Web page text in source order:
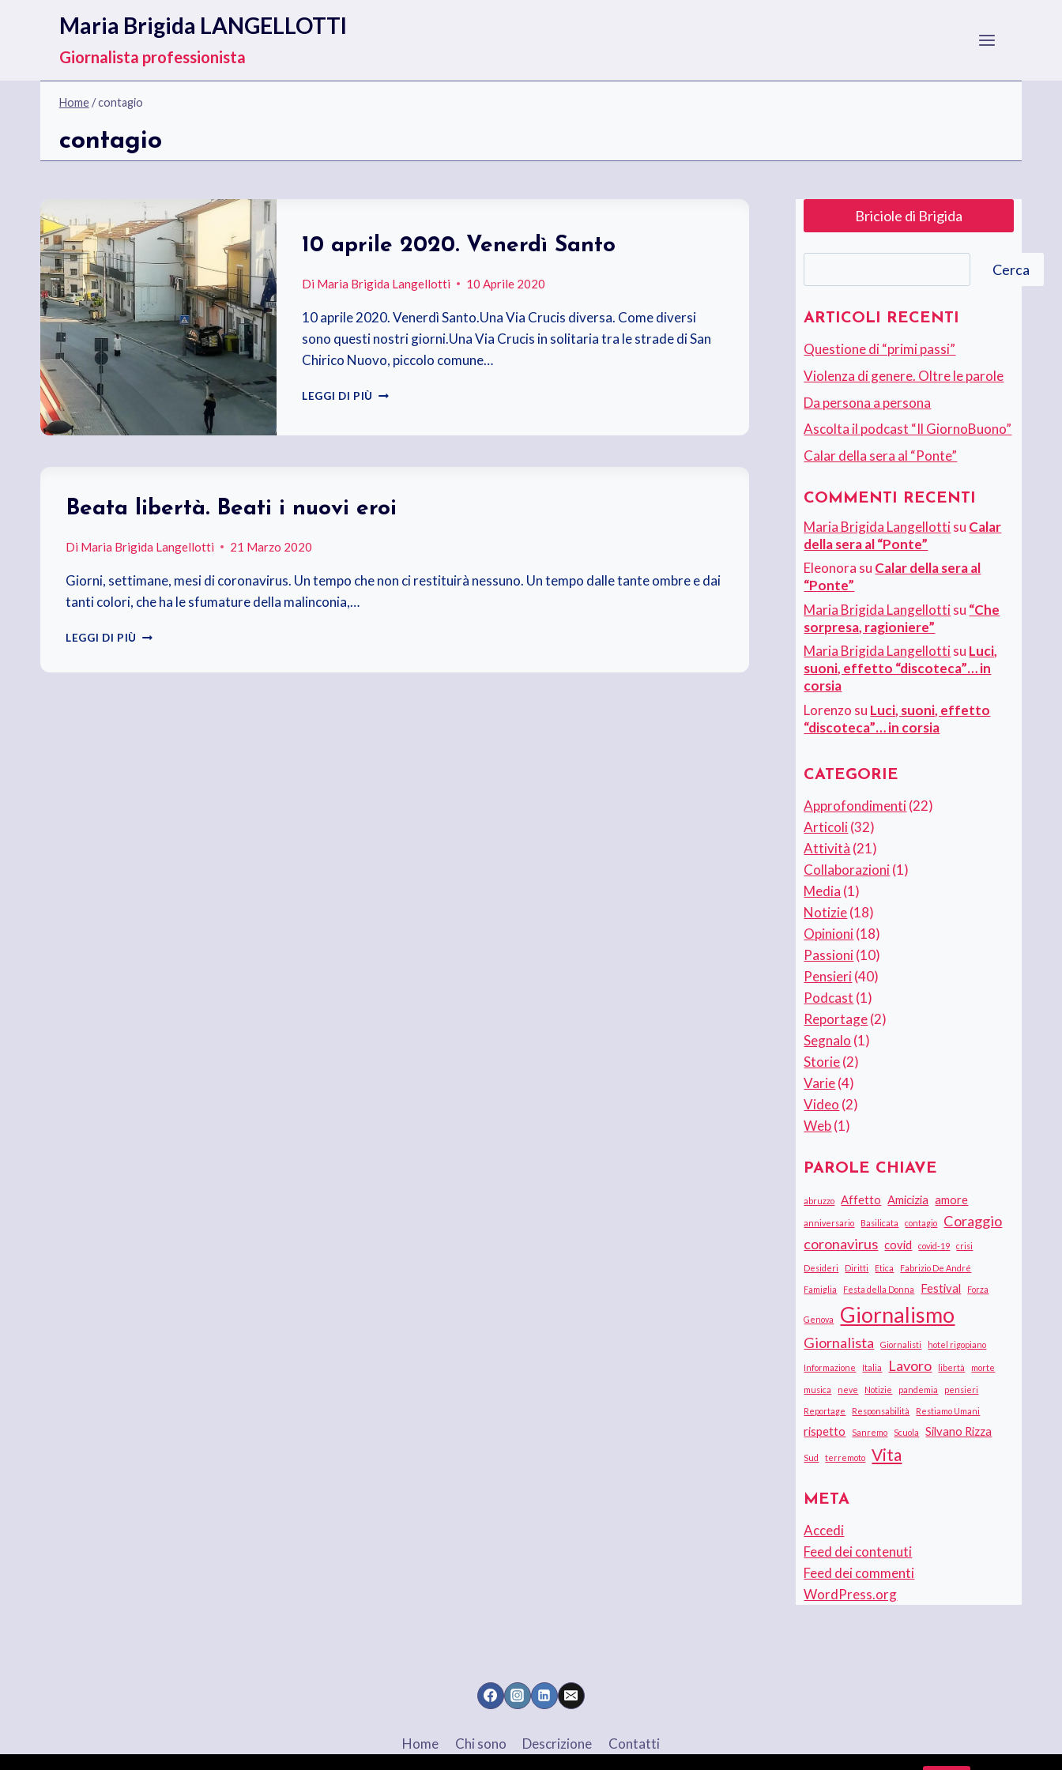
contenuto
Maria Brigida LANGELLOTTI
Giornalista professionista
Home/contagio
contagio
10 aprile 2020. Venerdì Santo
Di Maria Brigida Langellotti 10 Aprile 2020
10 aprile 2020. Venerdì Santo.Una Via Crucis diversa. Come diversi
sono questi nostri giorni.Una Via Crucis in solitaria tra le strade di San
Chirico Nuovo, piccolo comune…
LEGGI DI PIÙ 10
Beata libertà. Beati i nuovi eroi
Di Maria Brigida Langellotti 21 Marzo 2020
Giorni, settimane, mesi di coronavirus. Un tempo che non ci restituirà nessuno. Un tempo dalle tante ombre e dai
tanti colori, che ha le sfumature della malinconia,…
LEGGI DI PIÙ BEATA
Briciole di Brigida
Cerca
ARTICOLI RECENTI
Questione di “primi passi”
Violenza di genere. Oltre le parole
Da persona a persona
Ascolta il podcast “Il GiornoBuono”
Calar della sera al “Ponte”
COMMENTI RECENTI
Maria Brigida Langellottisu Calar
della sera al “Ponte”
Eleonora su Calar della sera al
“Ponte”
Maria Brigida Langellottisu “Che
sorpresa, ragioniere”
Maria Brigida Langellottisu Luci,
suoni, effetto “discoteca”… in
corsia
Lorenzo su Luci, suoni, effetto
“discoteca”… in corsia
CATEGORIE
Approfondimenti(22)
Articoli(32)
Attività (21)
Collaborazioni(1)
Media (1)
Notizie(18)
Opinioni(18)
Passioni(10)
Pensieri(40)
Podcast (1)
Reportage(2)
Segnalo (1)
Storie(2)
Varie(4)
Video (2)
Web(1)
PAROLE CHIAVE
abruzzo Affetto Amicizia amore
anniversario Basilicata contagio
Coraggio
coronavirus covid covid-19 crisi
Desideri Diritti Etica Fabrizio De André
Famiglia Festa della Donna Festival Forza
Genova Giornalismo
Giornalista Giornalisti hotel rigopiano
Informazione Italia Lavoro libertà morte
musica neve Notizie pandemia pensieri
Reportage Responsabilità Restiamo Umani
rispetto Sanremo Scuola Silvano Rizza
Sud terremoto Vita
META
Accedi
Feed dei contenuti
Feed dei commenti
WordPress.org
Home Chi sono Descrizione Contatti